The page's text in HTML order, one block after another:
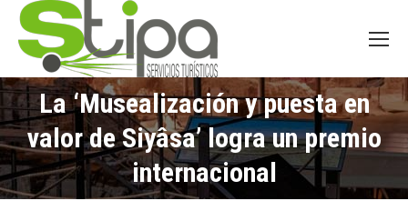
La ‘Musealización y puesta en
valor de Siyâsa’ logra un premio
internacional
You are here: